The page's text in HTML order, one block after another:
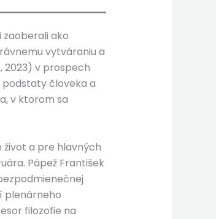
ako
vytváraniu a
2023) v prospech
človeka a
v ktorom sa
život a pre hlavných
Pápež František
plenárneho
filozofie na